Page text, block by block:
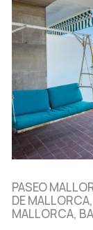
PASEO
DE MALLORCA,
MALLORCA,